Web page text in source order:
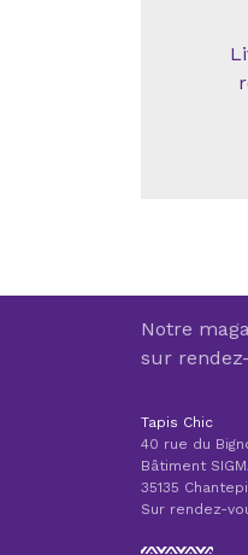
Notre
sur
Tapis Chic
40 rue du
Bâtiment
35135
Sur rendez-